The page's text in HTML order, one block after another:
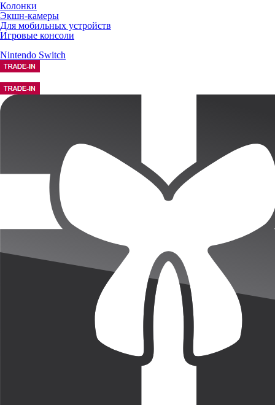
Колонки
Экшн-камеры
Для мобильных устройств
Игровые консоли
Nintendo Switch